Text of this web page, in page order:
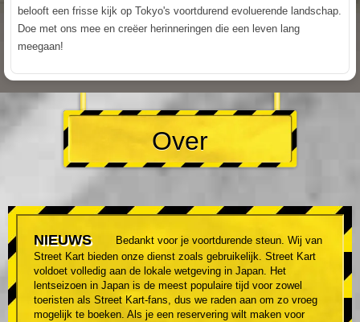
belooft een frisse kijk op Tokyo's voortdurend evoluerende landschap.
Doe met ons mee en creëer herinneringen die een leven lang
meegaan!
Over
NIEUWS
Bedankt voor je voortdurende steun. Wij van
Street Kart bieden onze dienst zoals gebruikelijk. Street Kart
voldoet volledig aan de lokale wetgeving in Japan. Het
lentseizoen in Japan is de meest populaire tijd voor zowel
toeristen als Street Kart-fans, dus we raden aan om zo vroeg
mogelijk te boeken. Als je een reservering wilt maken voor